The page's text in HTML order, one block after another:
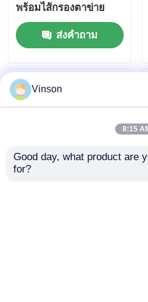
พร้อมไส้กรองตาข่าย
สำหรับระบบอัตราการ
ไหลต่ำ
ส่งคำถาม
Vinson
8:15
Good day, what product are
for?